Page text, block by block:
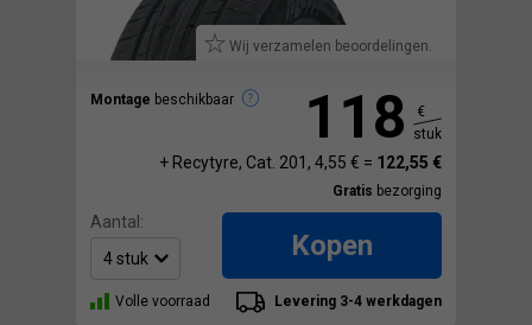
Wij verzamelen beoordelingen.
Montage beschikbaar 118
€
stuk
+ Recytyre, Cat. 201, 4,55 € = 122,55 €
Gratis bezorging
Aantal:
Kopen
Volle voorraad Levering 3-4 werkdagen